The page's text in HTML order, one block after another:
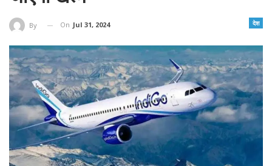
देश
By On Jul 31, 2024